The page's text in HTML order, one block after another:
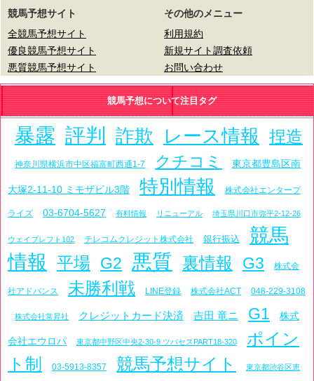
競馬予想サイト
全競馬予想サイト
優良競馬予想サイト
悪質競馬予想サイト
その他のメニュー
利用規約
新規サイト調査依頼
お問い合わせ
競馬予想について注目タグ
暴露 評判 詐欺 レース情報 捏造
神奈川県横浜市中区福富町西通1-7 クチコミ 東京都豊島区南
大塚2-11-10 ミモザビル3階 特別情報 株式会社エンタープ
ライズ 03-6704-5627 有料情報 リニューアル 埼玉県川口市弥平2-12-26
ウェイブレフト102 テレコムクレジット株式会社 銀行振込
競馬
情報
平場 G2 悪質 裏情報 G3 株式会
社アドバンス 未勝利戦 LINE登録 株式会社ACT 048-229-3108
株式会社常昇社 クレジットカード決済 吉田 竜ニ G1 株式
会社エウロパ 東京都中野区中央2-30-9 ツバセスPART18-320
ポイン
ト制
03-5913-8357 競馬予想サイト 東京都渋谷区恵